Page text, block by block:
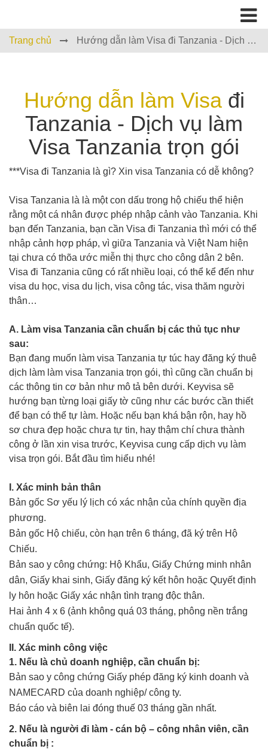
Trang chủ Hướng dẫn làm Visa đi Tanzania - Dịch vụ
Hướng dẫn làm Visađi
Tanzania - Dịch vụ làm
Visa Tanzania trọn gói
***Visa đi Tanzania là gì? Xin visa Tanzania có dễ không?
Visa Tanzania là là một con dấu trong hộ chiếu thể hiện
rằng một cá nhân được phép nhập cảnh vào Tanzania. Khi
bạn đến Tanzania, bạn cần Visa đi Tanzania thì mới có thể
nhập cảnh hợp pháp, vì giữa Tanzania và Việt Nam hiện
tại chưa có thõa ước miễn thị thực cho công dân 2 bên.
Visa đi Tanzania cũng có rất nhiều loại, có thể kể đến như
visa du học, visa du lịch, visa công tác, visa thăm người
thân…
A. Làm visa Tanzania cần chuẩn bị các thủ tục như
sau:
Bạn đang muốn làm visa Tanzania tự túc hay đăng ký thuê
dịch làm làm visa Tanzania trọn gói, thì cũng cần chuẩn bị
các thông tin cơ bản như mô tả bên dưới. Keyvisa sẽ
hướng bạn từng loại giấy tờ cũng như các bước cần thiết
để bạn có thể tự làm. Hoặc nếu bạn khá bận rộn, hay hồ
sơ chưa đẹp hoặc chưa tự tin, hay thậm chí chưa thành
công ở lần xin visa trước, Keyvisa cung cấp dịch vụ làm
visa trọn gói. Bắt đầu tìm hiểu nhé!
I. Xác minh bản thân
Bản gốc Sơ yếu lý lịch có xác nhận của chính quyền địa
phương.
Bản gốc Hộ chiếu, còn hạn trên 6 tháng, đã ký trên Hộ
Chiếu.
Bản sao y công chứng: Hộ Khẩu, Giấy Chứng minh nhân
dân, Giấy khai sinh, Giấy đăng ký kết hôn hoặc Quyết định
ly hôn hoặc Giấy xác nhận tình trạng độc thân.
Hai ảnh 4 x 6 (ảnh không quá 03 tháng, phông nền trắng
chuẩn quốc tế).
II. Xác minh công việc
1. Nếu là chủ doanh nghiệp, cần chuẩn bị:
Bản sao y công chứng Giấy phép đăng ký kinh doanh và
NAMECARD của doanh nghiệp/ công ty.
Báo cáo và biên lai đóng thuế 03 tháng gần nhất.
2. Nếu là người đi làm - cán bộ – công nhân viên, cần
chuẩn bị :